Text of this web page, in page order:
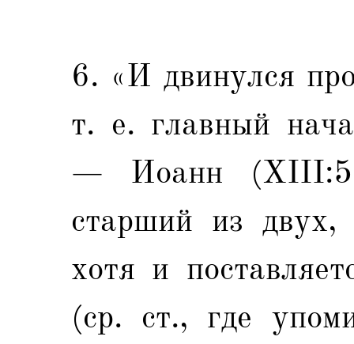
6. «И двинулся
т. е. главный
— Иоанн
старший из
хотя и
(ср. ст., где